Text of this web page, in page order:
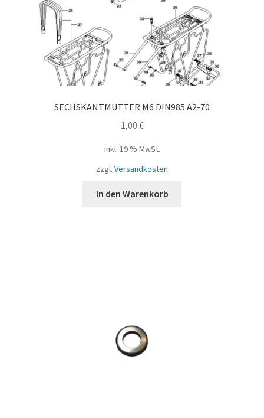
SECHSKANTMUTTER M6 DIN985 A2-70
1,00 €
inkl. 19 % MwSt.
zzgl. Versandkosten
In den Warenkorb